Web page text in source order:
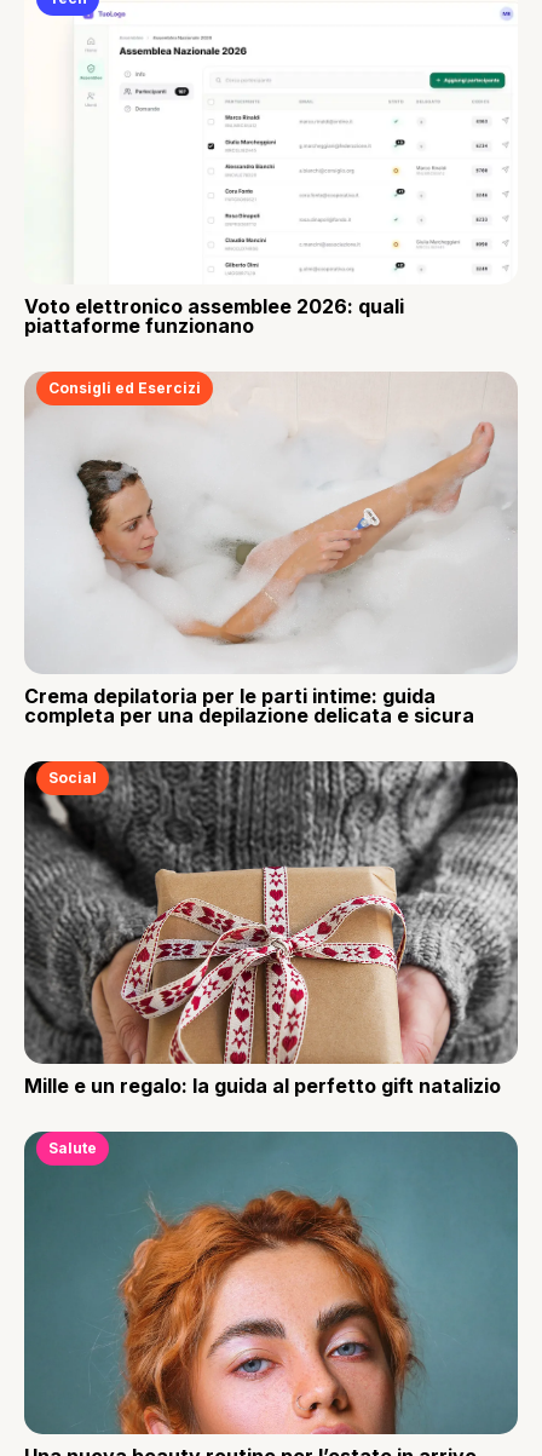
Voto elettronico assemblee 2026: quali
piattaforme funzionano
Consigli ed Esercizi
Crema depilatoria per le parti intime: guida
completa per una depilazione delicata e sicura
Social
Mille e un regalo: la guida al perfetto gift natalizio
Salute